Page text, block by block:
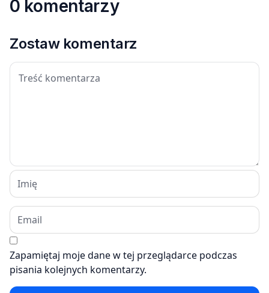
0 komentarzy
Zostaw komentarz
Zapamiętaj moje dane w tej przeglądarce podczas
pisania kolejnych komentarzy.